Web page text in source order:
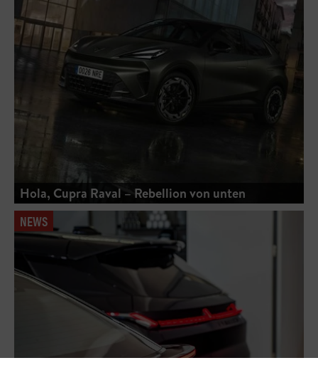
Hola, Cupra Raval – Rebellion von unten
NEWS